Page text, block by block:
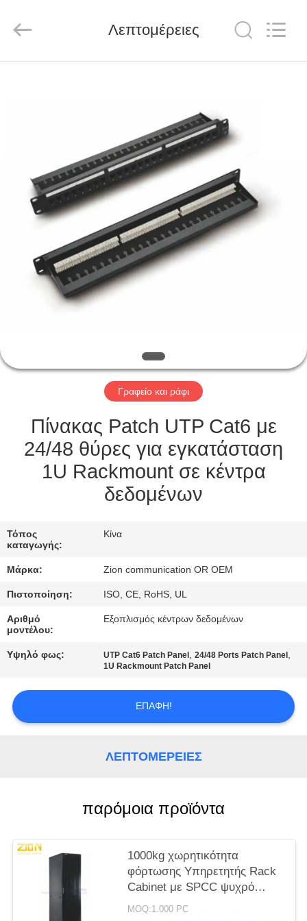
ΠΕΡΊΠΟΥ
ΕΜΕΊΣ
ΓΎΡΟΣ
ΕΡΓΟΣΤΑΣΊΩΝ
ΠΟΙΟΤΙΚΌΣ
ΈΛΕΓΧΟΣ
ΜΑΣ
ΕΛΆΤΕ
ΕΠΑΦΉ
ΜΕ
ΖΗΤΉΣΤΕ
ΑΠΌΣΠΑΣΜΑ
SITEMAP
PRIVACY
LTD.
Λεπτομέρειες
Γραφείο και ράφι
Πίνακας Patch UTP Cat6 με
24/48 θύρες για εγκατάσταση
1U Rackmount σε κέντρα
δεδομένων
Τόπος
καταγωγής:
Κίνα
Μάρκα: Zion communication OR OEM
Πιστοποίηση: ISO, CE, RoHS, UL
Αριθμό
μοντέλου:
Εξοπλισμός κέντρων δεδομένων
Υψηλό φως: UTP Cat6 Patch Panel ,24/48 Ports Patch Panel ,
1U Rackmount Patch Panel
ΕΠΑΦΉ!
ΛΕΠΤΟΜΈΡΕΙΕΣ
παρόμοια προϊόντα
1000kg χωρητικότητα
φόρτωσης Υπηρετητής Rack
Cabinet με SPCC ψυχρό
ελαστικό χάλυβα και υψηλής
MOQ:1.000 PC